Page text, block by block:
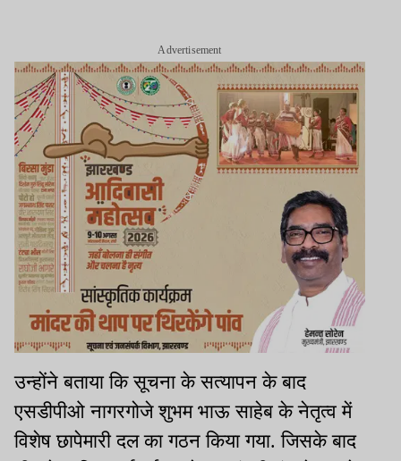
Advertisement
उन्होंने बताया कि सूचना के सत्यापन के बाद
एसडीपीओ नागरगोजे शुभम भाऊ साहेब के नेतृत्व में
विशेष छापेमारी दल का गठन किया गया. जिसके बाद